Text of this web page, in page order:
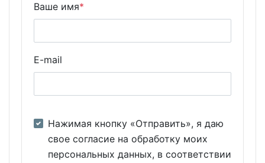
Ваше имя*
E-mail
Нажимая кнопку «Отправить», я даю
свое согласие на обработку моих
персональных данных, в соответствии